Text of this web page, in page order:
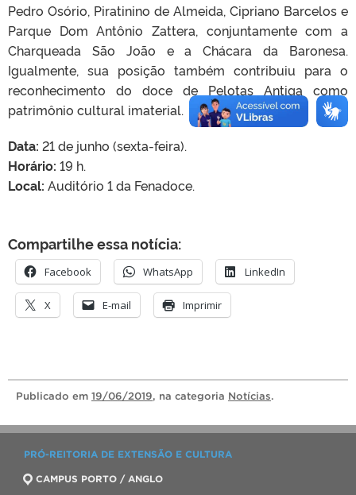
Pedro Osório, Piratinino de Almeida, Cipriano Barcelos e
Parque Dom Antônio Zattera, conjuntamente com a
Charqueada São João e a Chácara da Baronesa.
Igualmente, sua posição também contribuiu para o
reconhecimento do doce de Pelotas Antiga como
patrimônio cultural imaterial.
Data: 21 de junho (sexta-feira).
Horário: 19 h.
Local: Auditório 1 da Fenadoce.
Compartilhe essa notícia:
Facebook WhatsApp LinkedIn
X E-mail Imprimir
Publicado em 19/06/2019, na categoria Notícias.
PRÓ-REITORIA DE EXTENSÃO E CULTURA
CAMPUS PORTO / ANGLO